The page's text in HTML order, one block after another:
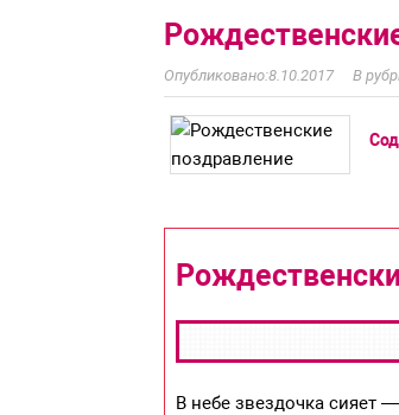
8.10.2017
В небе звездочка сияет —